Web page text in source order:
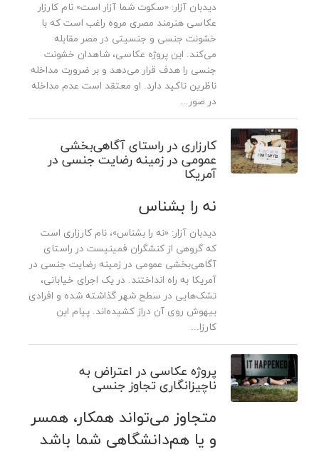
دیدبان آزار: «سکوت شما آزار است» نام کارزار
عکاسی هنرمند مصری مروه راغب است که با
خشونت جنسی و جنسیتی در مصر مقابله
می‌کند. این پروژه عکاسی، شاهدان خشونت
جنسی را هدف قرار می‌دهد و بر ضرورت مداخله
ناظرین تاکید دارد. او معتقد است عدم مداخله
در صور...
کارزاری در راستای آگاهی‌بخشی
عمومی در زمینه رضایت جنسی در
آمریکا
نه را بشناس
دیدبان آزار: «نه را بشناس»، نام کارزاری است
که گروهی از کنشگران فمینیست در راستای
آگاهی‌بخشی عمومی در زمینه رضایت جنسی در
آمریکا به راه انداختند. در یک اجرای خیابانی،
تشک‌هایی در سطح شهر گذاشته شده و افرادی
بیهوش روی آن دراز کشیده‌اند. پیام این
کارزا...
پروژه عکاسی در اعتراض به
ناچیزانگاری تجاوز جنسی
متجاوز می‌تواند همکار، همسر
و یا هم‌دانشگاهی شما باشد